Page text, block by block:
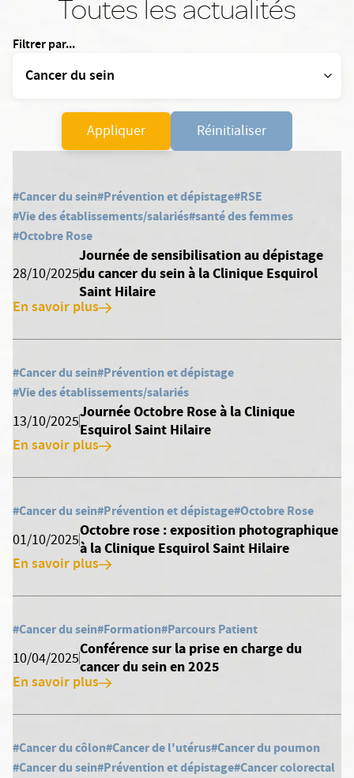
Toutes les actualités
Filtrer par...
Appliquer Réinitialiser
#Cancer du sein#Prévention et dépistage#RSE
#Vie des établissements/salariés#santé des femmes
#Octobre Rose
28/10/2025
Journée de sensibilisation au dépistage
du cancer du sein à la Clinique Esquirol
Saint Hilaire
En savoir plus
#Cancer du sein#Prévention et dépistage
#Vie des établissements/salariés
13/10/2025
Journée Octobre Rose à la Clinique
Esquirol Saint Hilaire
En savoir plus
#Cancer du sein#Prévention et dépistage#Octobre Rose
01/10/2025
Octobre rose : exposition photographique
à la Clinique Esquirol Saint Hilaire
En savoir plus
#Cancer du sein#Formation#Parcours Patient
10/04/2025
Conférence sur la prise en charge du
cancer du sein en 2025
En savoir plus
#Cancer du côlon#Cancer de l'utérus#Cancer du poumon
#Cancer du sein#Prévention et dépistage#Cancer colorectal